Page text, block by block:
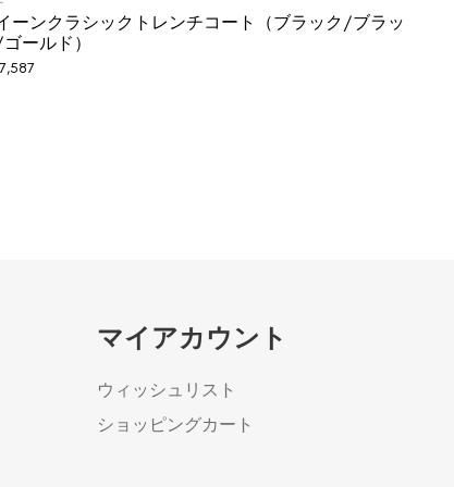
ーンクラシックトレンチコート（ブラック/ブラッ
ールド）
マイアカウント
ウィッシュリスト
ショッピングカート